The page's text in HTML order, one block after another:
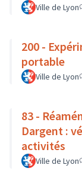
Ville de Lyon
200 -
portable
Ville de Lyon
83 -
Dargent :
activités
Ville de Lyon